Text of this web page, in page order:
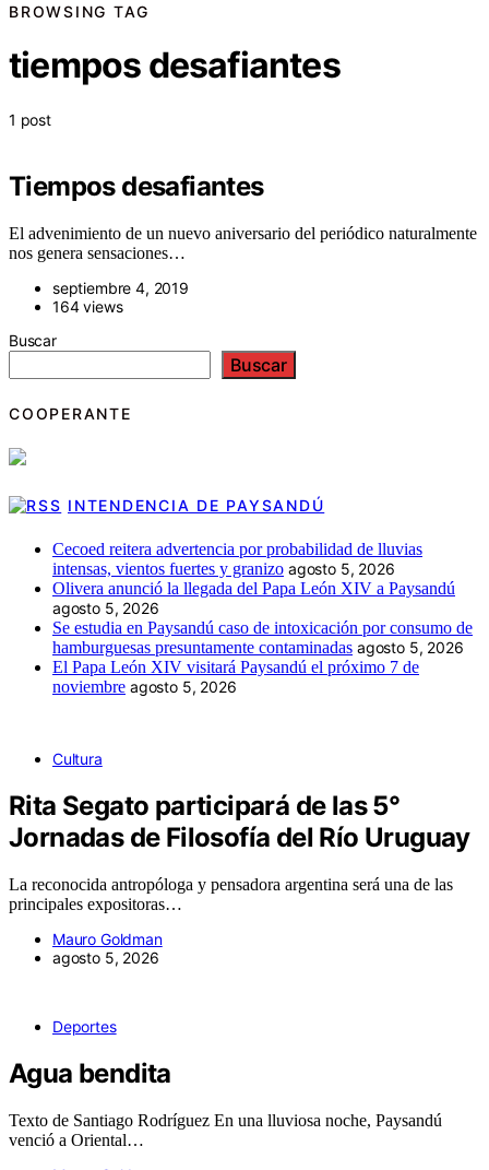
BROWSING TAG
tiempos desafiantes
1 post
Tiempos desafiantes
El advenimiento de un nuevo aniversario del periódico naturalmente
nos genera sensaciones…
septiembre 4, 2019
164 views
Buscar
Buscar
COOPERANTE
INTENDENCIA DE PAYSANDÚ
Cecoed reitera advertencia por probabilidad de lluvias
intensas, vientos fuertes y granizo agosto 5, 2026
Olivera anunció la llegada del Papa León XIV a Paysandú
agosto 5, 2026
Se estudia en Paysandú caso de intoxicación por consumo de
hamburguesas presuntamente contaminadas agosto 5, 2026
El Papa León XIV visitará Paysandú el próximo 7 de
noviembre agosto 5, 2026
Cultura
Rita Segato participará de las 5°
Jornadas de Filosofía del Río Uruguay
La reconocida antropóloga y pensadora argentina será una de las
principales expositoras…
Mauro Goldman
agosto 5, 2026
Deportes
Agua bendita
Texto de Santiago Rodríguez En una lluviosa noche, Paysandú
venció a Oriental…